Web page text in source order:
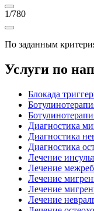
1/780
По заданным
Услуги по
Блокада
Диагностика
Диагностика
Диагностика
Лечение
Лечение
Лечение
Лечение
Лечение